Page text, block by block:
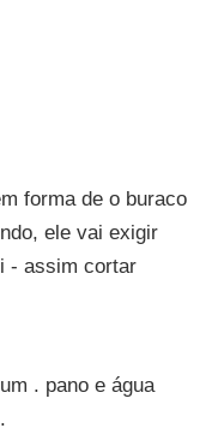
forma de o buraco
ele vai exigir
- assim cortar
. pano e água